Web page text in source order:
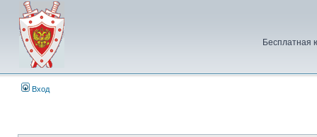
Бесплатная
Вход